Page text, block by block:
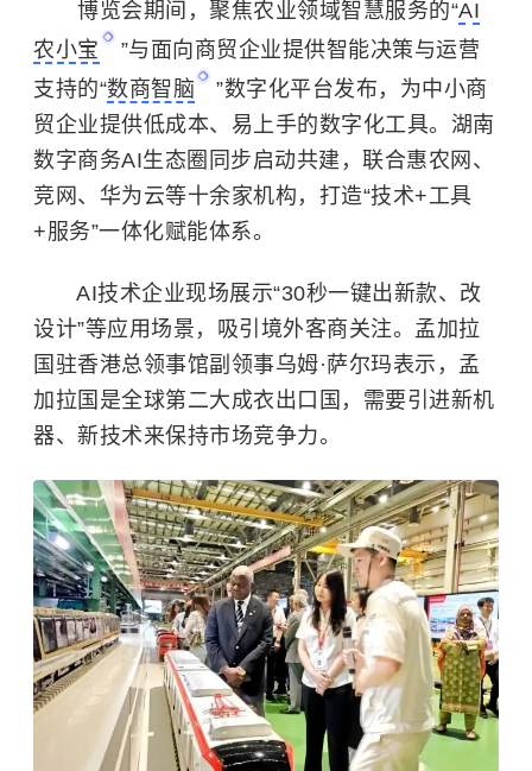
博览会期间，聚焦农业领域智慧服务的“AI
农小宝
”与面向商贸企业提供智能决策与运营
支持的“数商智脑
”数字化平台发布，为中小商
贸企业提供低成本、易上手的数字化工具。湖南
数字商务AI生态圈同步启动共建，联合惠农网、
竞网、华为云等十余家机构，打造“技术+工具
+服务”一体化赋能体系。
AI技术企业现场展示“30秒一键出新款、改
设计”等应用场景，吸引境外客商关注。孟加拉
国驻香港总领事馆副领事乌姆·萨尔玛表示，孟
加拉国是全球第二大成衣出口国，需要引进新机
器、新技术来保持市场竞争力。